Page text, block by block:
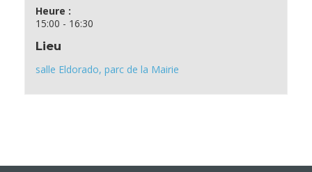
Heure :
15:00 - 16:30
Lieu
salle Eldorado, parc de la Mairie